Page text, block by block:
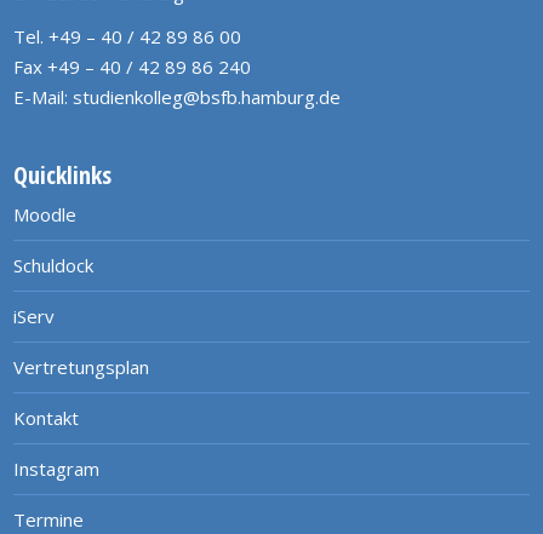
Tel. +49 – 40 / 42 89 86 00
Fax +49 – 40 / 42 89 86 240
E-Mail: studienkolleg@bsfb.hamburg.de
Quicklinks
Moodle
Schuldock
iServ
Vertretungsplan
Kontakt
Instagram
Termine